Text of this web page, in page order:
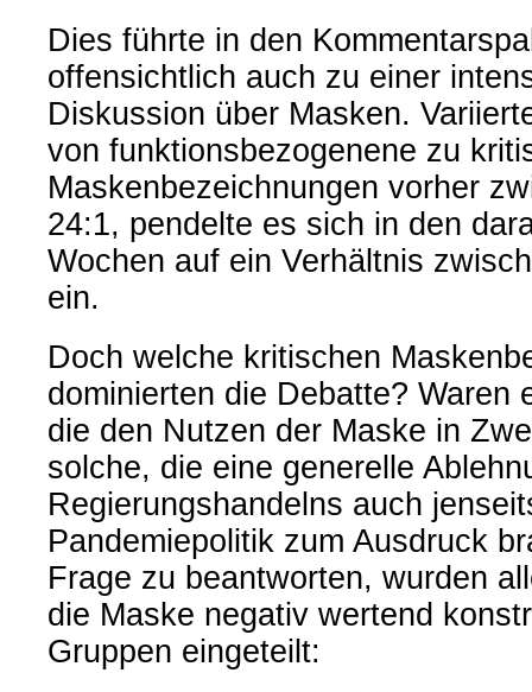
Dies führte in den
offensichtlich auch zu einer
Diskussion über Masken.
von funktionsbezogenene zu
Maskenbezeichnungen vorher
24:1, pendelte es sich in den
Wochen auf ein Verhältnis
ein.
Doch welche kritischen
dominierten die Debatte? Waren
die den Nutzen der Maske in
solche, die eine generelle
Regierungshandelns auch
Pandemiepolitik zum Ausdruck
Frage zu beantworten, wurden
die Maske negativ wertend
Gruppen eingeteilt: